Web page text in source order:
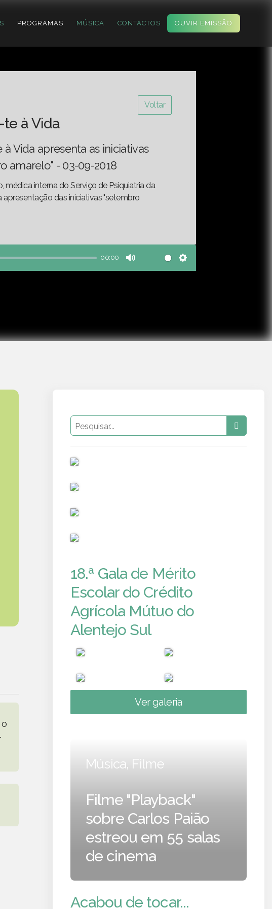
PROGRAMAS MÚSICA CONTACTOS OUVIR EMISSÃO
Voltar
à Vida
à Vida apresenta as iniciativas
amarelo" - 03-09-2018
médica interna do Serviço de Psiquiatria da
apresentação das iniciativas "setembro
00:00
Mute Settings
18.ª Gala de Mérito
Escolar do Crédito
Agrícola Mútuo do
Alentejo Sul
Ver galeria
Música, Filme
Filme "Playback"
sobre Carlos Paião
estreou em 55 salas
de cinema
Acabou de tocar...